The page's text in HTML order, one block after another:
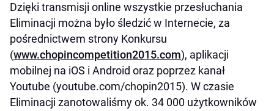
Dzięki transmisji online wszystkie przesłuchania
Eliminacji można było śledzić w Internecie, za
pośrednictwem strony Konkursu
(www.chopincompetition2015.com), aplikacji
mobilnej na iOS i Android oraz poprzez kanał
Youtube (youtube.com/chopin2015). W czasie
Eliminacji zanotowaliśmy ok. 34 000 użytkowników